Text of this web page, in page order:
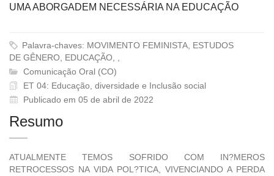
UMA ABORGADEM NECESSÁRIA NA EDUCAÇÃO
Palavra-chaves: MOVIMENTO FEMINISTA, ESTUDOS
DE GÊNERO, EDUCAÇÃO, ,
Comunicação Oral (CO)
ET 04: Educação, diversidade e Inclusão social
Publicado em 05 de abril de 2022
Resumo
ATUALMENTE TEMOS SOFRIDO COM IN?MEROS
RETROCESSOS NA VIDA POL?TICA, VIVENCIANDO A PERDA